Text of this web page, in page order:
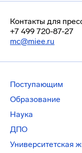
Контакты для
+7 499 720-87-27
mc@miee.ru
Поступающим
Образование
Наука
ДПО
Университетская